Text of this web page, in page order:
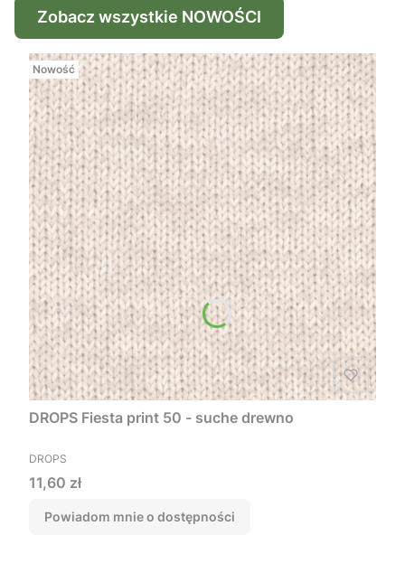
Zobacz wszystkie NOWOŚCI
Nowość
DROPS Fiesta print 50 - suche drewno
PRODUCENT
DROPS
Cena
11,60 zł
Powiadom mnie o dostępności